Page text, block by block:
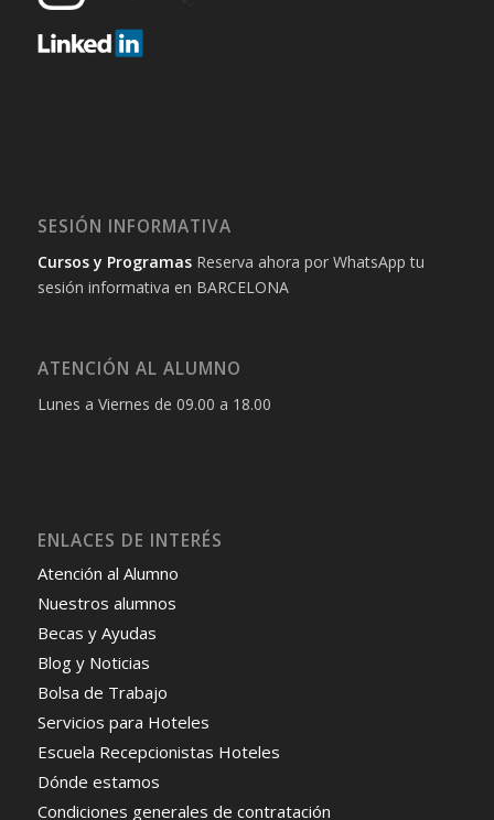
SESIÓN INFORMATIVA
Cursos y ProgramasReserva ahora por WhatsApp tu
sesión informativa en BARCELONA
ATENCIÓN AL ALUMNO
Lunes a Viernes de 09.00 a 18.00
ENLACES DE INTERÉS
Atención al Alumno
Nuestros alumnos
Becas y Ayudas
Blog y Noticias
Bolsa de Trabajo
Servicios para Hoteles
Escuela Recepcionistas Hoteles
Dónde estamos
Condiciones generales de contratación